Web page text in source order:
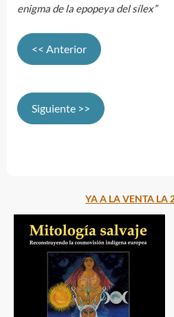
enigma de la epopeya del sílex”
<< Anterior
Siguiente >>
YA A LA VENTA LA